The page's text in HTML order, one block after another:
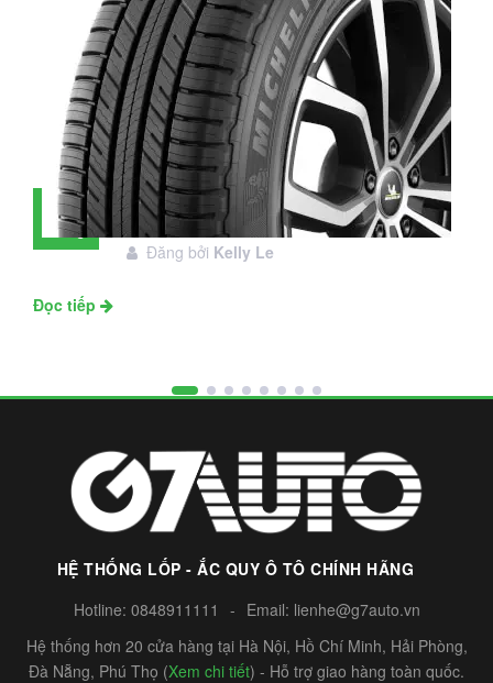
28
Tháng
Đánh giá lốp Michelin Primacy SUV:
Đáng đầu tư không?
Đăng bởi Kelly Le
Đọc tiếp
HỆ THỐNG LỐP - ẮC QUY Ô TÔ CHÍNH HÃNG
Hotline: 0848911111 - Email: lienhe@g7auto.vn
Hệ thống hơn 20 cửa hàng tại Hà Nội, Hồ Chí Minh, Hải Phòng,
Đà Nẵng, Phú Thọ (Xem chi tiết) - Hỗ trợ giao hàng toàn quốc.